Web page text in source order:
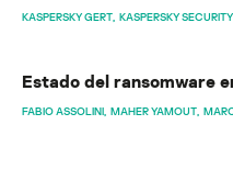
KASPERSKY GERT KASPERSKY
Estado del ransomware
FABIO ASSOLINI MAHER YAMOUT